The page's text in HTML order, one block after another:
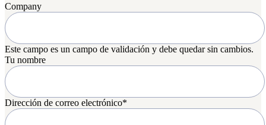
Company
Este campo es un campo de validación y debe quedar sin cambios.
Tu nombre
Dirección de correo electrónico*